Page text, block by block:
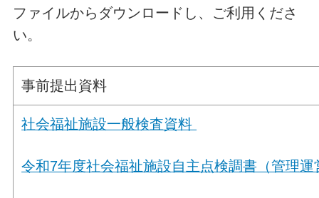
ファイルからダウンロードし、ご利用くださ
い。
事前提出資料
社会福祉施設一般検査資料
令和7年度社会福祉施設自主点検調書（管理運